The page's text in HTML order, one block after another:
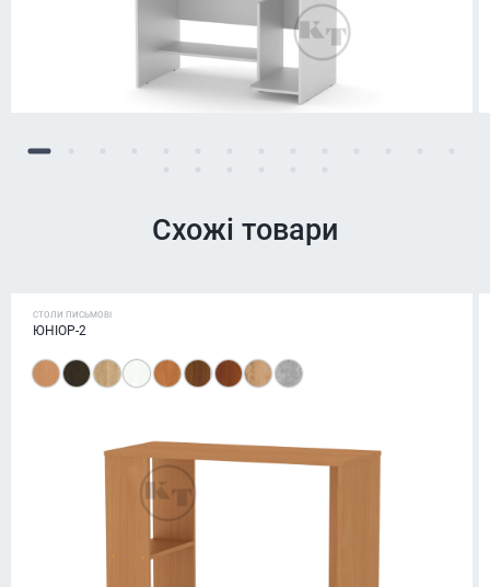
Схожі товари
СТОЛИ ПИСЬМОВІ
ЮНІОР-2